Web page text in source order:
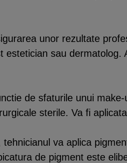
unor rezultate
estetician sau
de sfaturile unui
sterile. Va fi
va aplica
de pigment este